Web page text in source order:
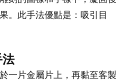
。此手法優點是：吸引目
法
一片金屬片上，再黏至客製